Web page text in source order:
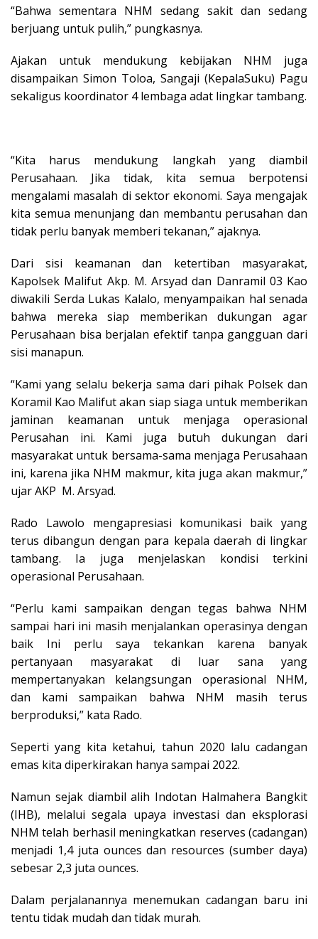
“Bahwa sementara NHM sedang sakit dan sedang
berjuang untuk pulih,” pungkasnya.
Ajakan untuk mendukung kebijakan NHM juga
disampaikan Simon Toloa, Sangaji (KepalaSuku) Pagu
sekaligus koordinator 4 lembaga adat lingkar tambang.
“Kita harus mendukung langkah yang diambil
Perusahaan. Jika tidak, kita semua berpotensi
mengalami masalah di sektor ekonomi. Saya mengajak
kita semua menunjang dan membantu perusahan dan
tidak perlu banyak memberi tekanan,” ajaknya.
Dari sisi keamanan dan ketertiban masyarakat,
Kapolsek Malifut Akp. M. Arsyad dan Danramil 03 Kao
diwakili Serda Lukas Kalalo, menyampaikan hal senada
bahwa mereka siap memberikan dukungan agar
Perusahaan bisa berjalan efektif tanpa gangguan dari
sisi manapun.
“Kami yang selalu bekerja sama dari pihak Polsek dan
Koramil Kao Malifut akan siap siaga untuk memberikan
jaminan keamanan untuk menjaga operasional
Perusahan ini. Kami juga butuh dukungan dari
masyarakat untuk bersama-sama menjaga Perusahaan
ini, karena jika NHM makmur, kita juga akan makmur,”
ujar AKP M. Arsyad.
Rado Lawolo mengapresiasi komunikasi baik yang
terus dibangun dengan para kepala daerah di lingkar
tambang. Ia juga menjelaskan kondisi terkini
operasional Perusahaan.
“Perlu kami sampaikan dengan tegas bahwa NHM
sampai hari ini masih menjalankan operasinya dengan
baik Ini perlu saya tekankan karena banyak
pertanyaan masyarakat di luar sana yang
mempertanyakan kelangsungan operasional NHM,
dan kami sampaikan bahwa NHM masih terus
berproduksi,” kata Rado.
Seperti yang kita ketahui, tahun 2020 lalu cadangan
emas kita diperkirakan hanya sampai 2022.
Namun sejak diambil alih Indotan Halmahera Bangkit
(IHB), melalui segala upaya investasi dan eksplorasi
NHM telah berhasil meningkatkan reserves (cadangan)
menjadi 1,4 juta ounces dan resources (sumber daya)
sebesar 2,3 juta ounces.
Dalam perjalanannya menemukan cadangan baru ini
tentu tidak mudah dan tidak murah.